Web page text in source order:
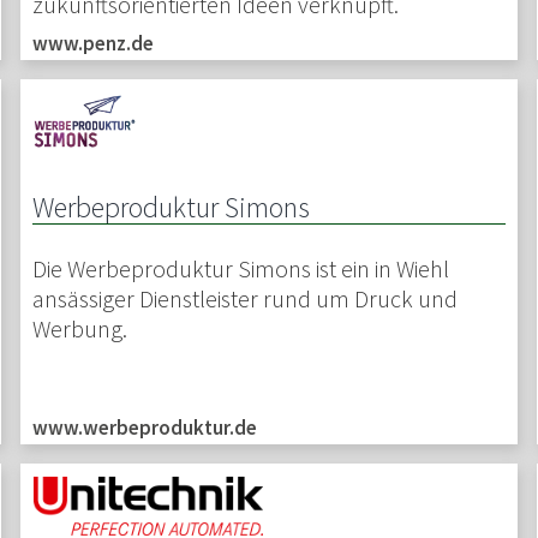
www.penz.de
Werbeproduktur Simons
Die Werbeproduktur Simons ist ein in Wiehl
ansässiger Dienstleister rund um Druck und
Werbung.
www.werbeproduktur.de